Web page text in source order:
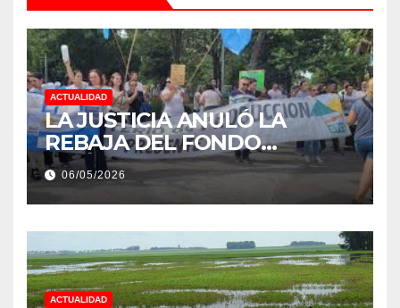
ACTUALIDAD
LA JUSTICIA ANULÓ LA
REBAJA DEL FONDO
ESTÍMULO A EMPLEADOS DE
PRODUCCIÓN DE LA
PROVINCIA DEL CHACO
06/05/2026
ACTUALIDAD